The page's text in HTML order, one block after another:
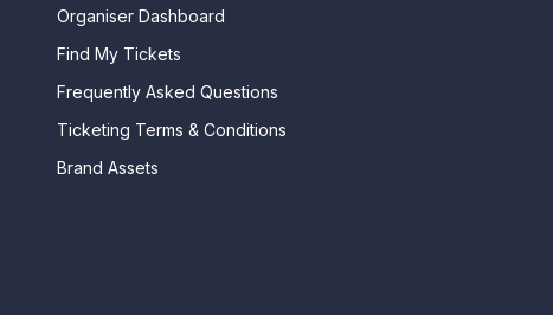
Organiser Dashboard
Find My Tickets
Frequently Asked Questions
Ticketing Terms & Conditions
Brand Assets